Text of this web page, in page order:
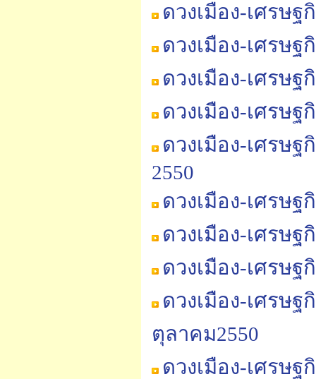
ดวงเมือง-เศรษ
ดวงเมือง-เศรษ
ดวงเมือง-เศรษ
ดวงเมือง-เศรษ
ดวงเมือง-เศรษ
2550
ดวงเมือง-เศรษ
ดวงเมือง-เศรษ
ดวงเมือง-เศรษ
ดวงเมือง-เศรษ
ตุลาคม2550
ดวงเมือง-เศรษ